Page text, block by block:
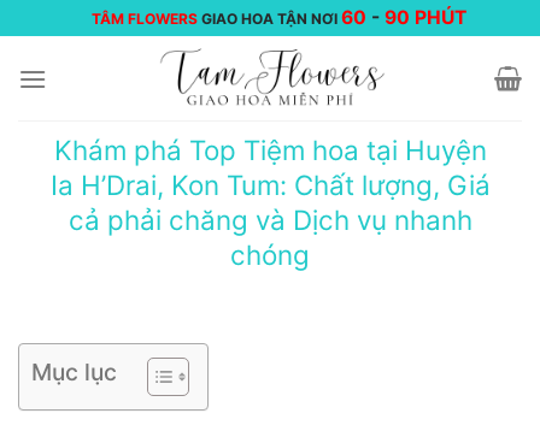
đến
nội
TÂM FLOWERS GIAO HOA TẬN NƠI 60 -90 PHÚT
Khám phá Top Tiệm hoa tại Huyện
Ia H’Drai, Kon Tum: Chất lượng, Giá
cả phải chăng và Dịch vụ nhanh
chóng
Mục lục